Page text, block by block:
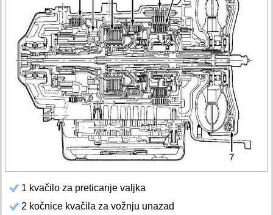
1 kvačilo za preticanje valjka
2 kočnice kvačila za vožnju unazad